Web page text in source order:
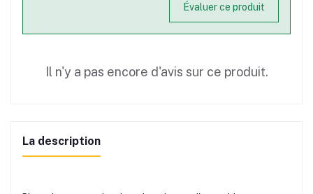
Évaluer ce produit
Il n'y a pas encore d'avis sur ce produit.
La description